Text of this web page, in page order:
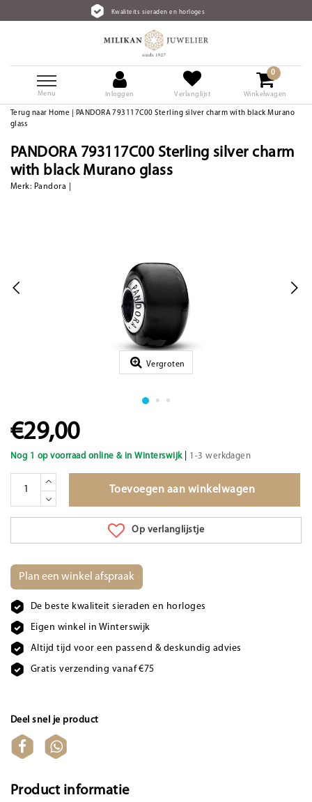
Kwaliteits sieraden en horloges
Menu Inloggen Verlanglijst
0
Winkelwagen
Terug naar Home
PANDORA 793117C00 Sterling silver charm with black Murano
glass
PANDORA 793117C00 Sterling silver charm
with black Murano glass
Merk: Pandora
Vergroten
€29,00
Nog 1 op voorraad online & in Winterswijk| 1-3 werkdagen
Toevoegen aan winkelwagen
Op verlanglijstje
Plan een winkel afspraak
De beste kwaliteit sieraden en horloges
Eigen winkel in Winterswijk
Altijd tijd voor een passend & deskundig advies
Gratis verzending vanaf €75
Deel snel je product
Product informatie